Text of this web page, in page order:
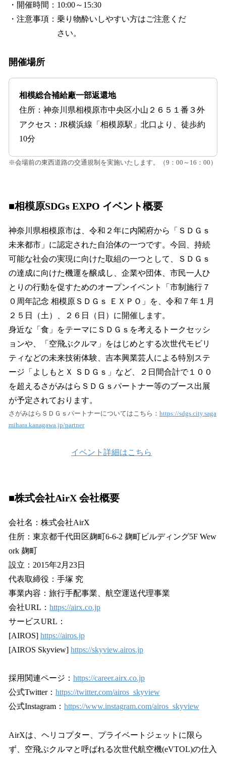
・開催時間：10:00～15:30
・注意事項：乗り物酔いしやすい方はご注意くだ
さい。
開催場所
相模総合補給廠一部返還地
住所：神奈川県相模原市中央区小山２６５１番３外
アクセス：JR横浜線「相模原駅」北口より、徒歩約
10分
※会場前の東西道路の交通規制を実施いたします。（9：00～16：00）
■相模原SDGs EXPO イベント概要
神奈川県相模原市は、令和２年に内閣府から「ＳＤＧｓ
未来都市」に認定された自治体の一つです。今回、持続
可能な社会の実現に向けた取組の一つとして、ＳＤＧｓ
の達成に向けた機運を醸成し、企業や団体、市民一人ひ
とりの行動を促すためのオープンイベント「市制施行７
０周年記念 相模原ＳＤＧｓ ＥＸＰＯ」を、令和７年１月
２５日（土）、２６日（日）に開催します。
身近な「食」をテーマにＳＤＧｓを考えるトークセッシ
ョンや、「空飛ぶクルマ」をはじめとする次世代モビリ
ティなどの未来技術体験、吉本興業芸人による特別ステ
ージ「よしもとＸ ＳＤＧｓ」など、２日間合計で１００
を超えるさがみはらＳＤＧｓパートナー等のブース出展
が予定されております。
さがみはらＳＤＧｓパートナーについてはこちら： https://sdgs.city.saga
mihara.kanagawa.jp/partner
イベント詳細はこちら
■株式会社AirX 会社概要
会社名：株式会社AirX
住所：東京都千代田区麹町6-6-2 麹町ビルディング5F Wew
ork 麹町
設立：2015年2月23日
代表取締役：手塚 究
事業内容：旅行手配事業、航空運送代理事業
会社URL： https://airx.co.jp
サービスURL：
[AIROS] https://airos.jp
[AIROS Skyview] https://skyview.airos.jp
採用関連ページ： https://career.airx.co.jp
公式Twitter： https://twitter.com/airos_skyview
公式Instagram： https://www.instagram.com/airos_skyview
AirXは、ヘリコプター、プライベートジェットに限ら
ず、空飛ぶクルマと呼ばれる次世代航空機(eVTOL)の仕入